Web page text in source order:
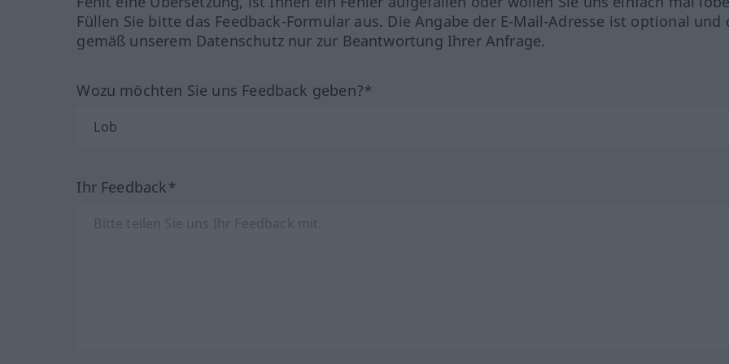
Füllen Sie bitte das Feedback-Formular aus. Die Angabe der E-Mail-Adresse ist optional und
gemäß unserem Datenschutz nur zur Beantwortung Ihrer Anfrage.
Wozu möchten Sie uns Feedback geben?*
Ihr Feedback*